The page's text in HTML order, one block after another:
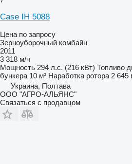
Case IH 5088
Цена по запросу
Зерноуборочный комбайн
2011
3 318 м/ч
Мощность 294 л.с. (216 кВт) Топливо
бункера 10 м³ Наработка ротора 2 645
Украина, Полтава
ООО "АГРО-АЛЬЯНС"
Связаться с продавцом